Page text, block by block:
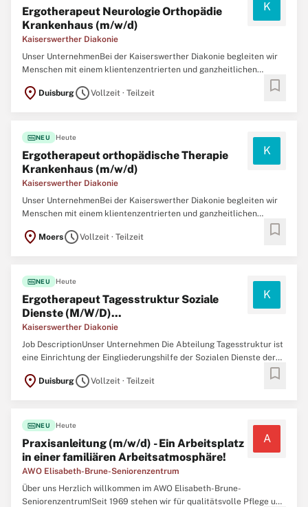
Ergotherapeut Neurologie Orthopädie
Krankenhaus (m/w/d)
Kaiserswerther Diakonie
K
Unser UnternehmenBei der Kaiserswerther Diakonie begleiten wir
Menschen mit einem klientenzentrierten und ganzheitlichen
Schwerpunktes in den Bereichen Neurologie und Orthopädie
location_on DuisburgscheduleVollzeit · Teilzeit bookmark
fiber_newNEU Heute
Ergotherapeut orthopädische Therapie
Krankenhaus (m/w/d)
Kaiserswerther Diakonie
K
Unser UnternehmenBei der Kaiserswerther Diakonie begleiten wir
Menschen mit einem klientenzentrierten und ganzheitlichen
Schwerpunktes in den Bereichen Neurologie und Orthopädie
location_on MoersscheduleVollzeit · Teilzeit bookmark
fiber_newNEU Heute
Ergotherapeut Tagesstruktur Soziale
Dienste (M/W/D)...
Kaiserswerther Diakonie
K
Job DescriptionUnser Unternehmen Die Abteilung Tagesstruktur ist
eine Einrichtung der Eingliederungshilfe der Sozialen Dienste der
Beschäftigungsangebote richten sich an Menschen mit seelischen
location_on DuisburgscheduleVollzeit · Teilzeit bookmark
fiber_newNEU Heute
Praxisanleitung (m/w/d) - Ein Arbeitsplatz
in einer familiären Arbeitsatmosphäre!
AWO Elisabeth-Brune-Seniorenzentrum
A
Über uns Herzlich willkommen im AWO Elisabeth-Brune-
Seniorenzentrum!Seit 1969 stehen wir für qualitätsvolle Pflege und